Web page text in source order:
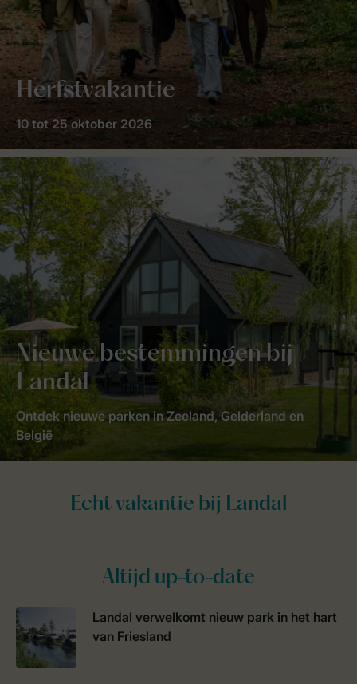
Herfstvakantie
10 tot 25 oktober 2026
Nieuwe bestemmingen bij
Landal
Ontdek nieuwe parken in Zeeland, Gelderland en
België
Altijd up-to-date
Landal verwelkomt nieuw park in het hart
van Friesland